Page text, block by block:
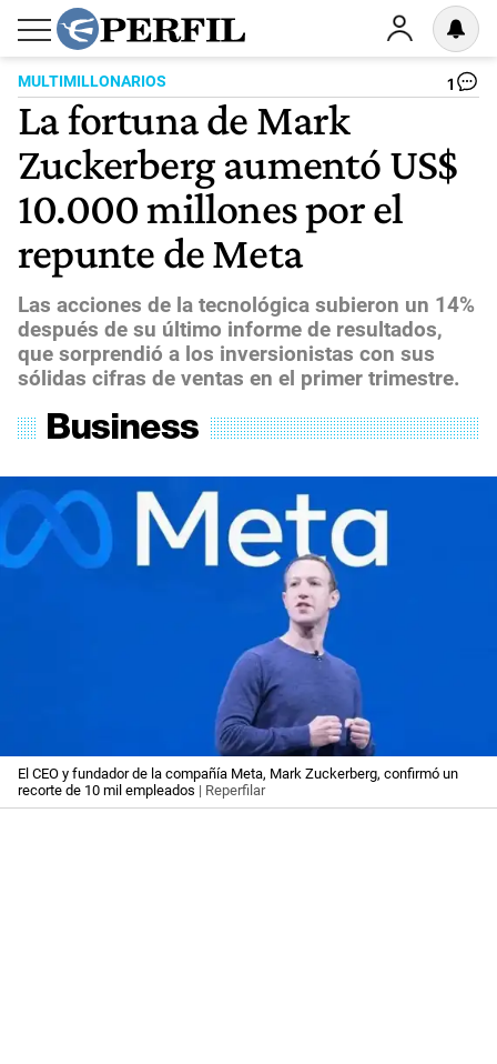
MULTIMILLONARIOS 1
La fortuna de Mark
Zuckerberg aumentó US$
10.000 millones por el
repunte de Meta
Las acciones de la tecnológica subieron un 14%
después de su último informe de resultados,
que sorprendió a los inversionistas con sus
sólidas cifras de ventas en el primer trimestre.
El CEO y fundador de la compañía Meta, Mark Zuckerberg, confirmó un
recorte de 10 mil empleados | Reperfilar